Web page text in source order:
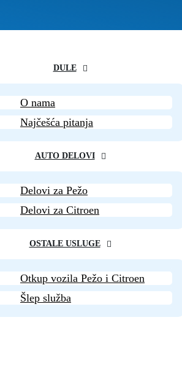
DULE
O nama
Najčešća pitanja
AUTO DELOVI
Delovi za Pežo
Delovi za Citroen
OSTALE USLUGE
Otkup vozila Pežo i Citroen
Šlep služba